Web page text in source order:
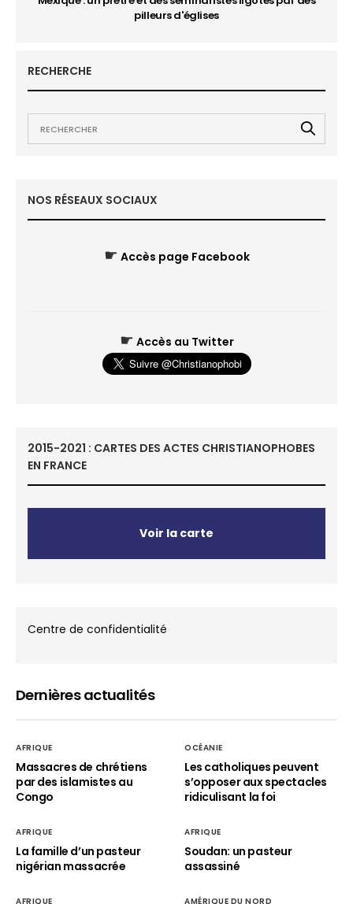
pilleurs d'églises
RECHERCHE
NOS RÉSEAUX SOCIAUX
☛ Accès page Facebook
☛ Accès au Twitter
2015-2021 : CARTES DES ACTES CHRISTIANOPHOBES
EN FRANCE
Voir la carte
Centre de confidentialité
Dernières actualités
AFRIQUE
Massacres de chrétiens
par des islamistes au
Congo
OCÉANIE
Les catholiques peuvent
s’opposer aux spectacles
ridiculisant la foi
AFRIQUE
La famille d’un pasteur
nigérian massacrée
AFRIQUE
Soudan: un pasteur
assassiné
AFRIQUE AMÉRIQUE DU NORD